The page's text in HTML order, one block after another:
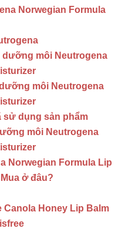
Norwegian Formula
môi Neutrogena
môi Neutrogena
sử dụng sản phẩm
môi Neutrogena
Norwegian Formula Lip
ở đâu?
Honey Lip Balm